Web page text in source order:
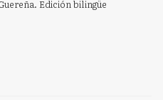
Edición bilingüe